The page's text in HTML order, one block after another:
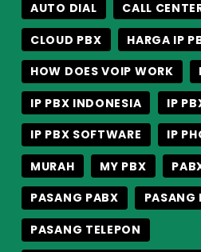
AUTO DIAL CALL
CLOUD PBX
HARGA IP
HOW DOES VOIP WORK
IP PBX INDONESIA
IP
IP PBX SOFTWARE
IP
MURAH
MY PBX
PASANG PABX
PASANG
PASANG TELEPON